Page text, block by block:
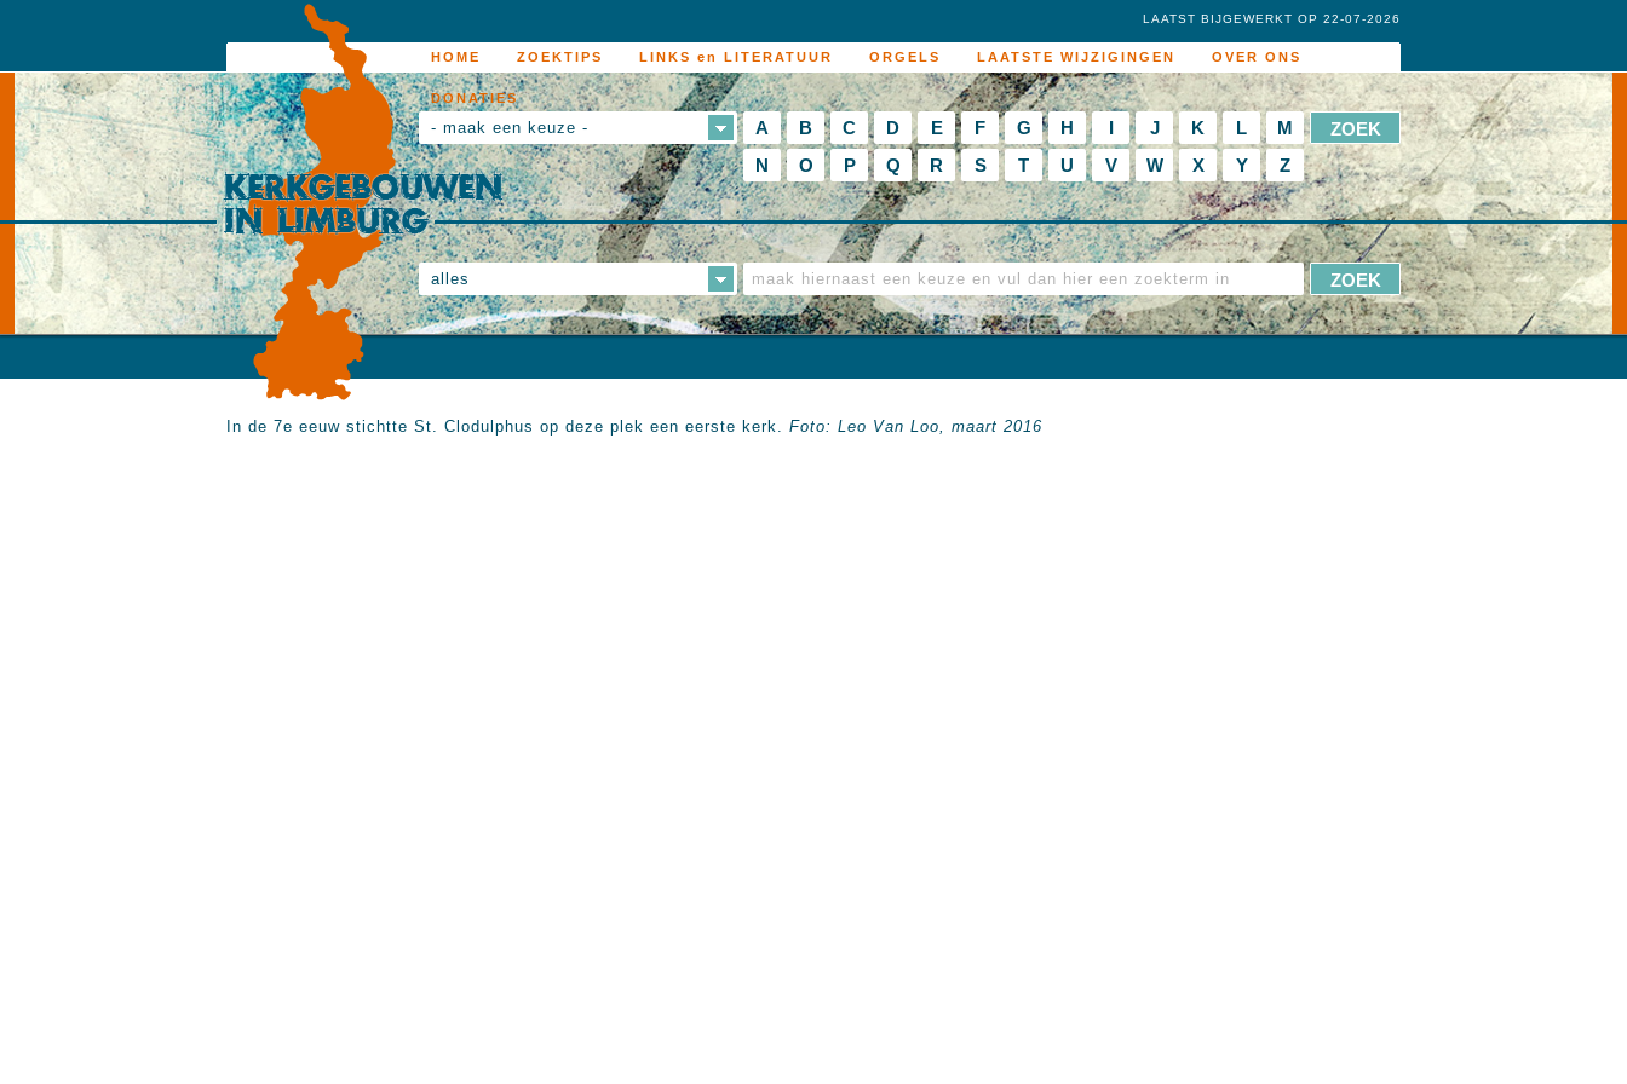
HOME ZOEKTIPS LINKS en LITERATUUR ORGELS LAATSTE WIJZIGINGEN OVER ONS
DONATIES
LAATST BIJGEWERKT OP 22-07-2026
- maak een keuze - A B C D E F G H I J K L
M
N
O P Q R S T U V W X Y Z
alles
In de 7e eeuw stichtte St. Clodulphus op deze plek een eerste kerk. Foto: Leo Van Loo, maart 2016